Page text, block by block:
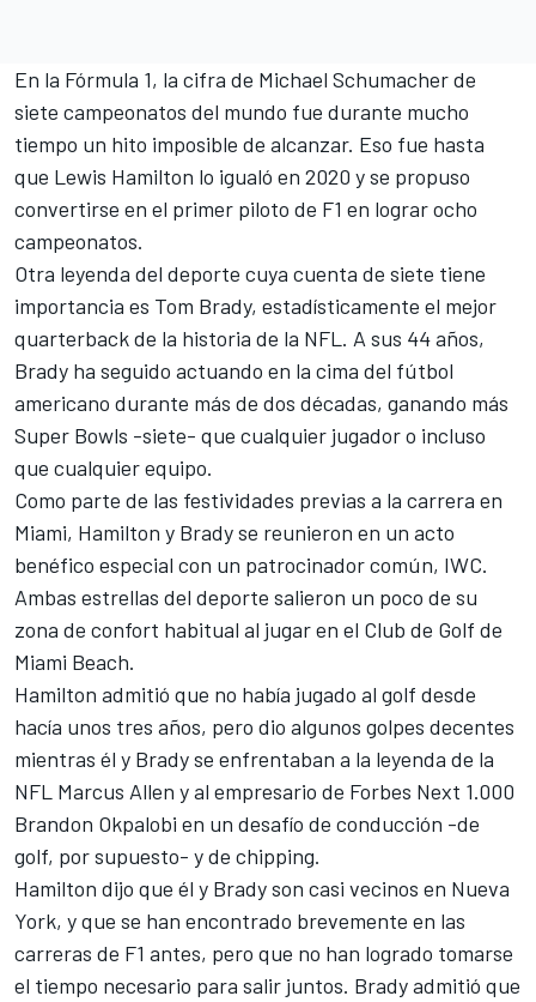
En la Fórmula 1, la cifra de Michael Schumacher de
siete campeonatos del mundo fue durante mucho
tiempo un hito imposible de alcanzar. Eso fue hasta
que Lewis Hamilton lo igualó en 2020 y se propuso
convertirse en el primer piloto de F1 en lograr ocho
campeonatos.
Otra leyenda del deporte cuya cuenta de siete tiene
importancia es Tom Brady, estadísticamente el mejor
quarterback de la historia de la NFL. A sus 44 años,
Brady ha seguido actuando en la cima del fútbol
americano durante más de dos décadas, ganando más
Super Bowls -siete- que cualquier jugador o incluso
que cualquier equipo.
Como parte de las festividades previas a la carrera en
Miami, Hamilton y Brady se reunieron en un acto
benéfico especial con un patrocinador común, IWC.
Ambas estrellas del deporte salieron un poco de su
zona de confort habitual al jugar en el Club de Golf de
Miami Beach.
Hamilton admitió que no había jugado al golf desde
hacía unos tres años, pero dio algunos golpes decentes
mientras él y Brady se enfrentaban a la leyenda de la
NFL Marcus Allen y al empresario de Forbes Next 1.000
Brandon Okpalobi en un desafío de conducción -de
golf, por supuesto- y de chipping.
Hamilton dijo que él y Brady son casi vecinos en Nueva
York, y que se han encontrado brevemente en las
carreras de F1 antes, pero que no han logrado tomarse
el tiempo necesario para salir juntos. Brady admitió que